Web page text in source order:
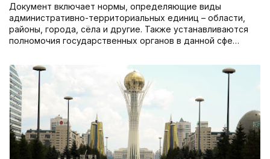
Документ включает нормы, определяющие виды
административно-территориальных единиц – области,
районы, города, сёла и другие. Также устанавливаются
полномочия государственных органов в данной сфе…